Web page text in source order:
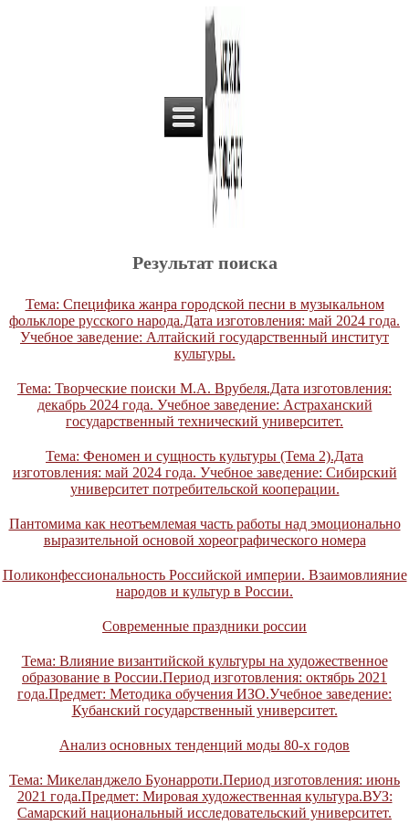
Результат поиска
Тема: Специфика жанра городской песни в музыкальном
фольклоре русского народа.Дата изготовления: май 2024 года.
Учебное заведение: Алтайский государственный институт
культуры.
Тема: Творческие поиски М.А. Врубеля.Дата изготовления:
декабрь 2024 года. Учебное заведение: Астраханский
государственный технический университет.
Тема: Феномен и сущность культуры (Тема 2).Дата
изготовления: май 2024 года. Учебное заведение: Сибирский
университет потребительской кооперации.
Пантомима как неотъемлемая часть работы над эмоционально
выразительной основой хореографического номера
Поликонфессиональность Российской империи. Взаимовлияние
народов и культур в России.
Современные праздники россии
Тема: Влияние византийской культуры на художественное
образование в России.Период изготовления: октябрь 2021
года.Предмет: Методика обучения ИЗО.Учебное заведение:
Кубанский государственный университет.
Анализ основных тенденций моды 80-х годов
Тема: Микеланджело Буонарроти.Период изготовления: июнь
2021 года.Предмет: Мировая художественная культура.ВУЗ:
Самарский национальный исследовательский университет.